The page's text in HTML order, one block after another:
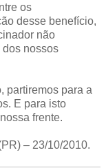
os
desse benefício,
não
nossos
partiremos para a
E para isto
frente.
– 23/10/2010.